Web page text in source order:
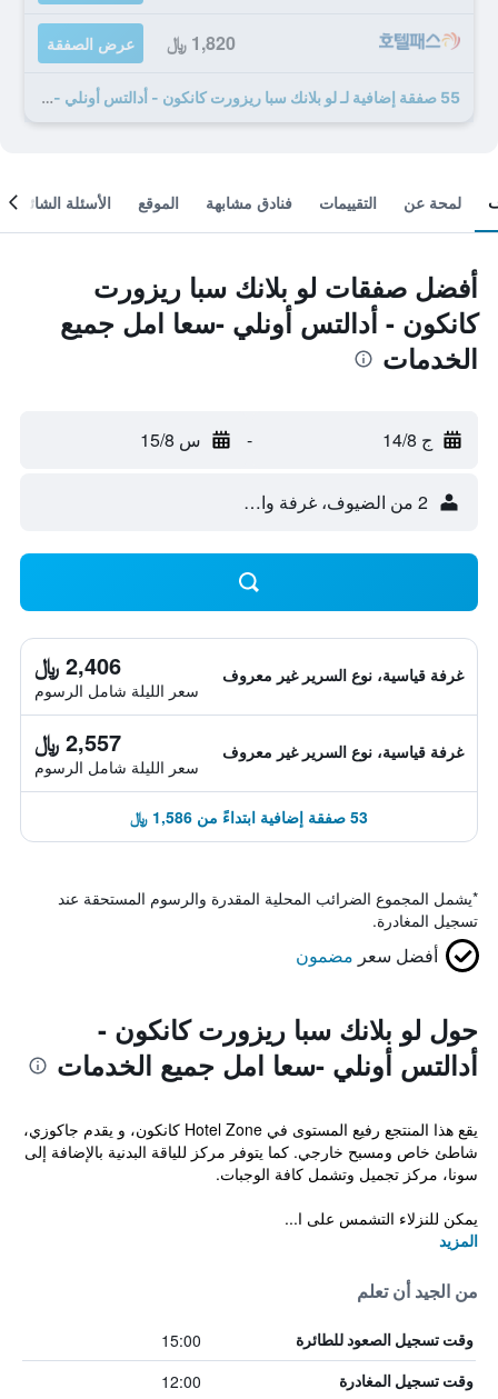
1,820 ﷼ عرض الصفقة
55 صفقة إضافية لـ لو بلانك سبا ريزورت كانكون - أدالتس أونلي -سعا امل جميع الخدمات
لمحة عن التقييمات فنادق مشابهة الموقع الأسئلة الشائعة
أفضل صفقات لو بلانك سبا ريزورت
كانكون - أدالتس أونلي -سعا امل جميع
الخدمات
ج 14/8 - س 15/8
2 من الضيوف، غرفة واحدة
غرفة قياسية، نوع السرير غير معروف 2,406 ﷼
سعر الليلة شامل الرسوم
غرفة قياسية، نوع السرير غير معروف 2,557 ﷼
سعر الليلة شامل الرسوم
53 صفقة إضافية ابتداءً من 1,586 ﷼
*يشمل المجموع الضرائب المحلية المقدرة والرسوم المستحقة عند
تسجيل المغادرة.
أفضل سعر مضمون
حول لو بلانك سبا ريزورت كانكون -
أدالتس أونلي -سعا امل جميع الخدمات
يقع هذا المنتجع رفيع المستوى في Hotel Zone كانكون، و يقدم جاكوزي،
شاطئ خاص ومسبح خارجي. كما يتوفر مركز للياقة البدنية بالإضافة إلى
سونا، مركز تجميل وتشمل كافة الوجبات.
يمكن للنزلاء التشمس على ا...
المزيد
من الجيد أن تعلم
وقت تسجيل الصعود للطائرة 15:00
وقت تسجيل المغادرة 12:00